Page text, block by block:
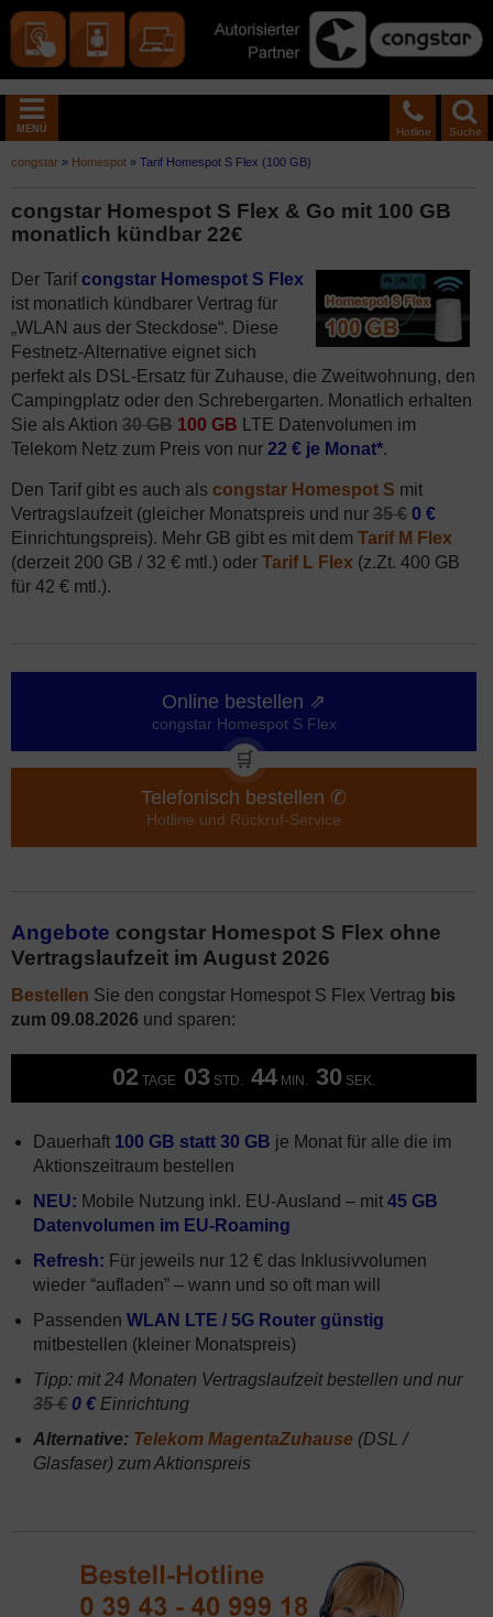
Suche
Hotline
MENÜ
congstar » Homespot » Tarif Homespot S Flex (100 GB)
congstar Homespot S Flex & Go mit 100 GB
monatlich kündbar 22€
Der Tarifcongstar Homespot S Flex
ist monatlich kündbarer Vertrag für
„WLAN aus der Steckdose“. Diese
Festnetz-Alternative eignet sich
perfekt als DSL-Ersatz für Zuhause, die Zweitwohnung, den
Campingplatz oder den Schrebergarten. Monatlich erhalten
Sie als Aktion 30 GB 100 GB LTE Datenvolumen im
Telekom Netz zum Preis von nur 22 € je Monat*.
Den Tarif gibt es auch als congstar Homespot S mit
Vertragslaufzeit (gleicher Monatspreis und nur 35 € 0 €
Einrichtungspreis). Mehr GB gibt es mit dem Tarif M Flex
(derzeit 200 GB / 32 € mtl.) oder Tarif L Flex (z.Zt. 400 GB
für 42 € mtl.).
Online bestellen ⇗
congstar Homespot S Flex
🛒
Telefonisch bestellen ✆
Hotline und Rückruf-Service
Angebote congstar Homespot S Flex ohne
Vertragslaufzeit im August 2026
Bestellen Sie den congstar Homespot S Flex Vertrag bis
zum 09.08.2026 und sparen:
02 TAGE 03 STD. 44 MIN. 29 SEK.
Dauerhaft 100 GB statt 30 GB je Monat für alle die im
Aktionszeitraum bestellen
NEU: Mobile Nutzung inkl. EU-Ausland – mit 45 GB
Datenvolumen im EU-Roaming
Refresh: Für jeweils nur 12 € das Inklusivvolumen
wieder “aufladen” – wann und so oft man will
Passenden WLAN LTE / 5G Router günstig
mitbestellen (kleiner Monatspreis)
Tipp: mit 24 Monaten Vertragslaufzeit bestellen und nur
35 € 0 € Einrichtung
Alternative: Telekom MagentaZuhause (DSL /
Glasfaser) zum Aktionspreis